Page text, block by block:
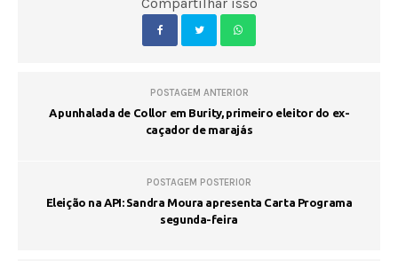
POSTAGEM ANTERIOR
A punhalada de Collor em Burity, primeiro eleitor do ex-
caçador de marajás
POSTAGEM POSTERIOR
Eleição na API: Sandra Moura apresenta Carta Programa
segunda-feira